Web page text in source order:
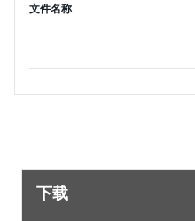
文件名称
下载